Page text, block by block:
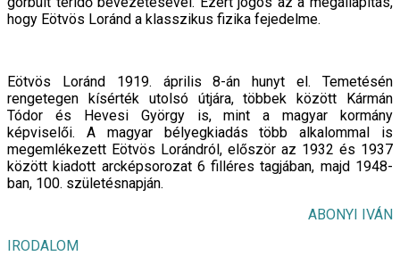
hogy Eötvös Loránd a klasszikus fizika fejedelme.
Eötvös Loránd 1919. április 8-án hunyt el. Temetésén
rengetegen kísérték utolsó útjára, többek között Kármán
Tódor és Hevesi György is, mint a magyar kormány
képviselői. A magyar bélyegkiadás több alkalommal is
megemlékezett Eötvös Lorándról, először az 1932 és 1937
között kiadott arcképsorozat 6 filléres tagjában, majd 1948-
ban, 100. születésnapján.
ABONYI IVÁN
IRODALOM